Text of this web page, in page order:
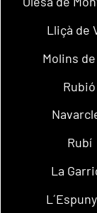
Lliçà de
Molins
Rubió
Rubí
La